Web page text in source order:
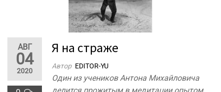
АВГ
04
2020
Я на страже
Автор EDITOR-YU
Один из учеников Антона Михайловича